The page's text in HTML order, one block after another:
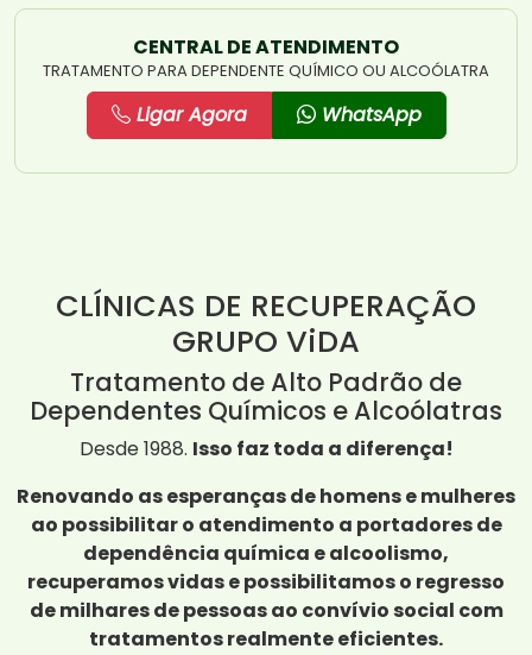
CENTRAL DE ATENDIMENTO
TRATAMENTO PARA DEPENDENTE QUÍMICO OU ALCOÓLATRA
Ligar Agora WhatsApp
CLÍNICAS DE RECUPERAÇÃO
GRUPO ViDA
Tratamento de Alto Padrão de
Dependentes Químicos e Alcoólatras
Desde 1988. Isso faz toda a diferença!
Renovando as esperanças de homens e mulheres
ao possibilitar o atendimento a portadores de
dependência química e alcoolismo,
recuperamos vidas e possibilitamos o regresso
de milhares de pessoas ao convívio social com
tratamentos realmente eficientes.